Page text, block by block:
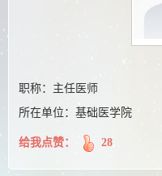
职称：主任医师
所在单位：基础医学院
给我点赞： 28